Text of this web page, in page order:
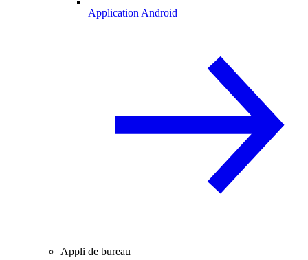
Application Android
Appli de bureau